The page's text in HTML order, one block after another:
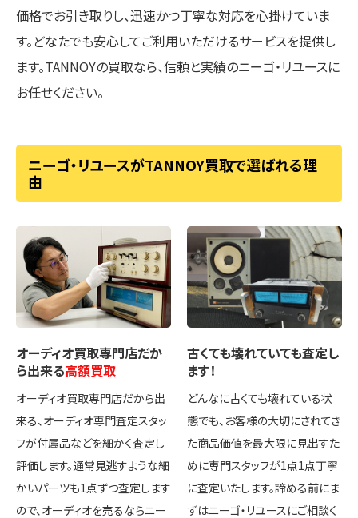
価格でお引き取りし、迅速かつ丁寧な対応を心掛けていま
す。どなたでも安心してご利用いただけるサービスを提供し
ます。TANNOYの買取なら、信頼と実績のニーゴ・リユースに
お任せください。
ニーゴ・リユースがTANNOY買取で選ばれる理
由
オーディオ買取専門店だか
ら出来る高額買取
オーディオ買取専門店だから出
来る、オーディオ専門査定スタッ
フが付属品などを細かく査定し
評価します。通常見逃すような細
かいパーツも1点ずつ査定します
ので、オーディオを売るならニー
古くても壊れていても査定し
ます！
どんなに古くても壊れている状
態でも、お客様の大切にされてき
た商品価値を最大限に見出すた
めに専門スタッフが1点1点丁寧
に査定いたします。諦める前にま
ずはニーゴ・リユースにご相談く